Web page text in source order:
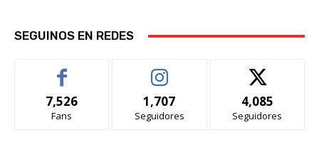
SEGUINOS EN REDES
7,526
Fans
1,707
Seguidores
4,085
Seguidores